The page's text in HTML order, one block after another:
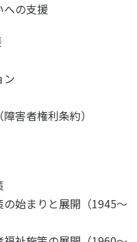
の支援
ン
害者権利条約）
始まりと展開（1945～